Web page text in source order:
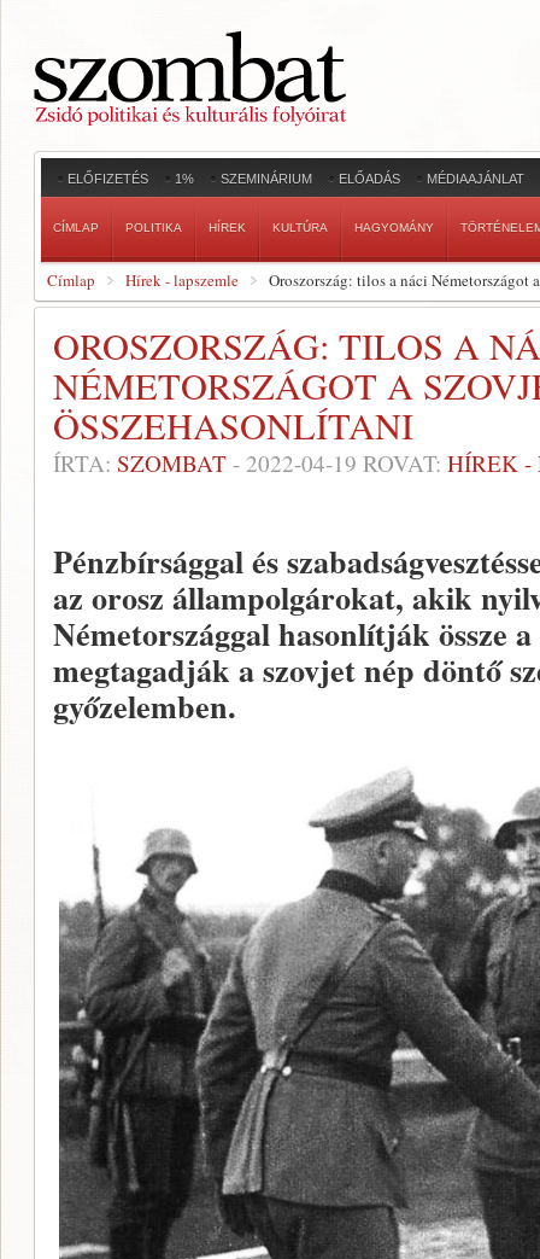
ELŐFIZETÉS 1% SZEMINÁRIUM ELŐADÁS MÉDIAAJÁNLAT
CÍMLAP POLITIKA HÍREK KULTÚRA HAGYOMÁNY
Címlap Hírek - lapszemle Oroszország: tilos a náci
OROSZORSZÁG: TILOS A
NÉMETORSZÁGOT A
ÖSSZEHASONLÍTANI
ÍRTA: SZOMBAT - 2022-04-19 ROVAT: HÍREK -
Pénzbírsággal és
az orosz állampolgárokat, akik
Németországgal hasonlítják össze
megtagadják a szovjet nép döntő
győzelemben.